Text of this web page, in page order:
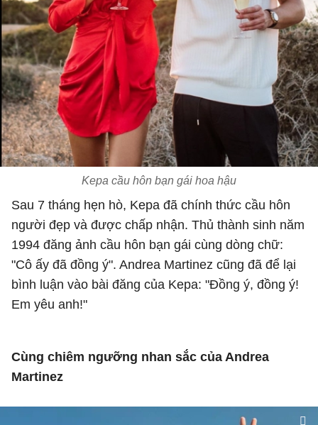
Kepa cầu hôn bạn gái hoa hậu
Sau 7 tháng hẹn hò, Kepa đã chính thức cầu hôn
người đẹp và được chấp nhận. Thủ thành sinh năm
1994 đăng ảnh cầu hôn bạn gái cùng dòng chữ:
"Cô ấy đã đồng ý". Andrea Martinez cũng đã để lại
bình luận vào bài đăng của Kepa: "Đồng ý, đồng ý!
Em yêu anh!"
Cùng chiêm ngưỡng nhan sắc của Andrea
Martinez